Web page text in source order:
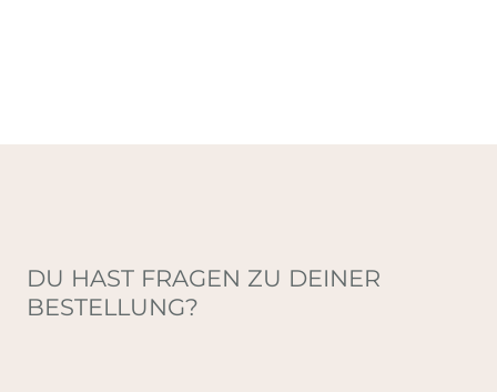
DU HAST FRAGEN ZU DEINER
BESTELLUNG?